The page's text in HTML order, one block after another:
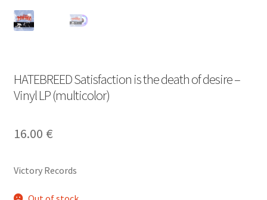
HATEBREED Satisfaction is the death of desire –
Vinyl LP (multicolor)
16.00 €
Victory Records